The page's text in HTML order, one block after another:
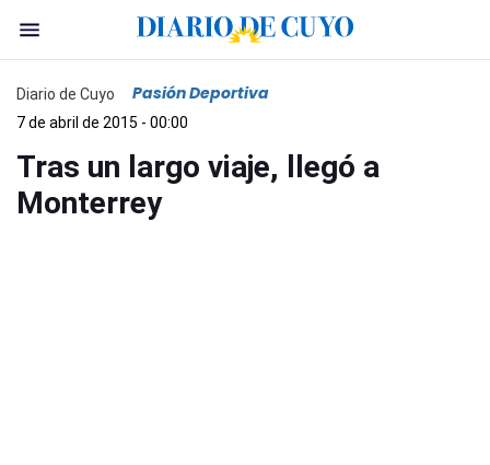
Diario de Cuyo Pasión Deportiva
7 de abril de 2015 - 00:00
Tras un largo viaje, llegó a
Monterrey